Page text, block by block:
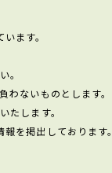
ます。
。
ないものとします。
たします。
を掲出しております。